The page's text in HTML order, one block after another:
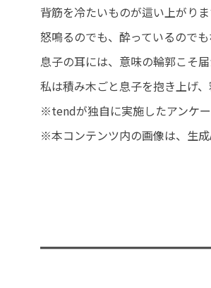
背筋を冷たいものが這い上がりま
怒鳴るのでも、酔っているので
息子の耳には、意味の輪郭こそ
私は積み木ごと息子を抱き上げ
※tendが独自に実施したアンケ
※本コンテンツ内の画像は、生成